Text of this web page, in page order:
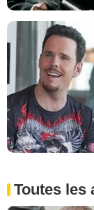
Toutes les